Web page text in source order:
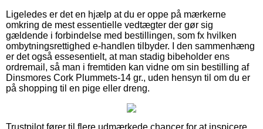
Ligeledes er det en hjælp at du er oppe på mærkerne
omkring de mest essentielle vedtægter der gør sig
gældende i forbindelse med bestillingen, som fx hvilken
ombytningsrettighed e-handlen tilbyder. I den sammenhæng
er det også essesentielt, at man stadig bibeholder ens
ordremail, så man i fremtiden kan vidne om sin bestilling af
Dinsmores Cork Plummets-14 gr., uden hensyn til om du er
på shopping til en pige eller dreng.
Trustpilot fører til flere udmærkede chancer for at inspicere